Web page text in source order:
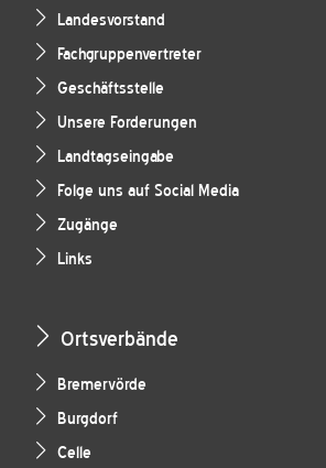
Landesvorstand
Fachgruppenvertreter
Geschäftsstelle
Unsere Forderungen
Landtagseingabe
Folge uns auf Social Media
Zugänge
Links
Ortsverbände
Bremervörde
Burgdorf
Celle